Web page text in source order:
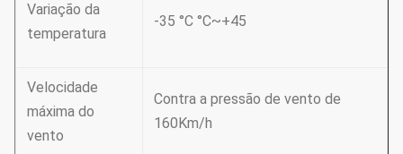
Variação da
temperatura
-35 °C °C~+45
Velocidade
máxima do
vento
Contra a pressão de vento de
160Km/h